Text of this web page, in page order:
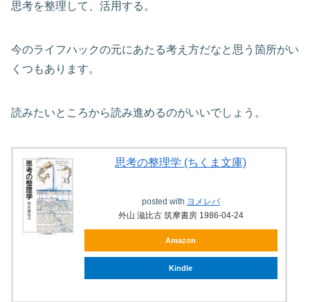
思考を整理して、活用する。
今のライフハックの元にあたる考え方だなと思う箇所がい
くつもあります。
読みたいところから読み進めるのがいいでしょう。
思考の整理学 (ちくま文庫)
posted with ヨメレバ
外山 滋比古 筑摩書房 1986-04-24
Amazon
Kindle